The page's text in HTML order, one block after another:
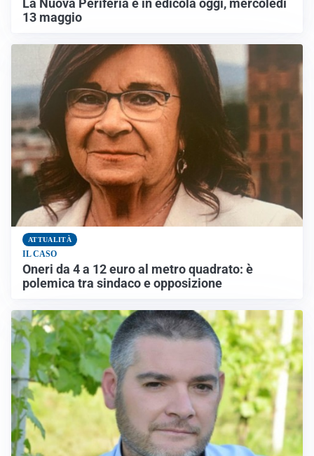
La Nuova Periferia è in edicola oggi, mercoledì
13 maggio
ATTUALITÀ
IL CASO
Oneri da 4 a 12 euro al metro quadrato: è
polemica tra sindaco e opposizione